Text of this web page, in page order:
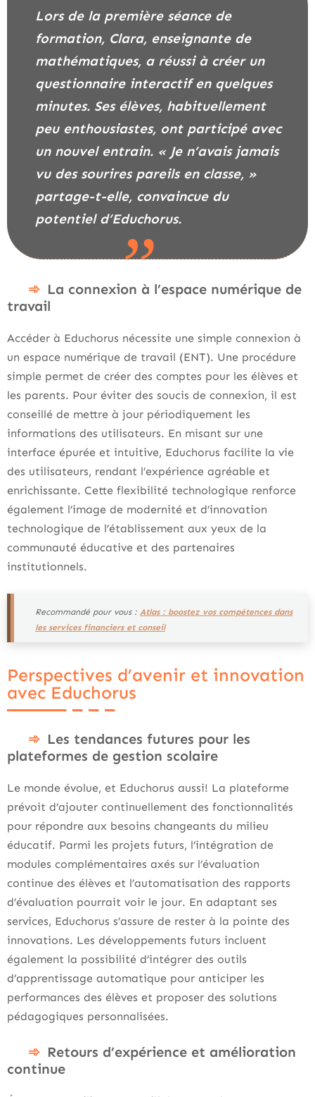
Lors de la première séance de
formation, Clara, enseignante de
mathématiques, a réussi à créer un
questionnaire interactif en quelques
minutes. Ses élèves, habituellement
peu enthousiastes, ont participé avec
un nouvel entrain. « Je n’avais jamais
vu des sourires pareils en classe, »
partage-t-elle, convaincue du
potentiel d’Educhorus.
La connexion à l’espace numérique de
travail
Accéder à Educhorus nécessite une simple connexion à
un espace numérique de travail (ENT). Une procédure
simple permet de créer des comptes pour les élèves et
les parents. Pour éviter des soucis de connexion, il est
conseillé de mettre à jour périodiquement les
informations des utilisateurs. En misant sur une
interface épurée et intuitive, Educhorus facilite la vie
des utilisateurs, rendant l’expérience agréable et
enrichissante. Cette flexibilité technologique renforce
également l’image de modernité et d’innovation
technologique de l’établissement aux yeux de la
communauté éducative et des partenaires
institutionnels.
Recommandé pour vous : Atlas : boostez vos compétences dans
les services financiers et conseil
Perspectives d’avenir et innovation
avec Educhorus
Les tendances futures pour les
plateformes de gestion scolaire
Le monde évolue, et Educhorus aussi! La plateforme
prévoit d’ajouter continuellement des fonctionnalités
pour répondre aux besoins changeants du milieu
éducatif. Parmi les projets futurs, l’intégration de
modules complémentaires axés sur l’évaluation
continue des élèves et l’automatisation des rapports
d’évaluation pourrait voir le jour. En adaptant ses
services, Educhorus s’assure de rester à la pointe des
innovations. Les développements futurs incluent
également la possibilité d’intégrer des outils
d’apprentissage automatique pour anticiper les
performances des élèves et proposer des solutions
pédagogiques personnalisées.
Retours d’expérience et amélioration
continue